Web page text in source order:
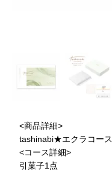
<商品詳細>
tashinabi★エクラコース
<コース詳細>
引菓子1点